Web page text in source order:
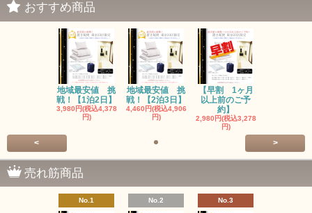
おすすめ商品
地域最安値 挑
戦！【1泊2日】
3,980円(税込4,378
円)
地域最安値 挑
戦！【2泊3日】
4,460円(税込4,906
円)
【早割 1ヶ月
以上前のご予
約】
2,980円(税込3,278
円)
< >
売れ筋商品
No.1 No.2 No.3